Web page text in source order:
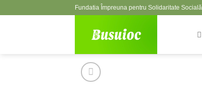
Fundatia Împreuna pentru Solidaritate Socială